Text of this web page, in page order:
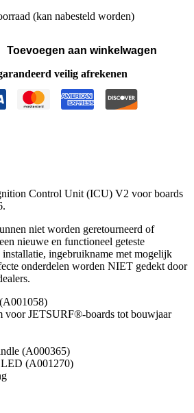
(kan nabesteld worden)
Toevoegen aan winkelwagen
veilig afrekenen
Control Unit (ICU) V2 voor boards
niet worden geretourneerd of
nieuwe en functioneel geteste
installatie, ingebruikname met mogelijk
onderdelen worden NIET gedekt door
voor JETSURF®-boards tot bouwjaar
(A000365)
(A001270)